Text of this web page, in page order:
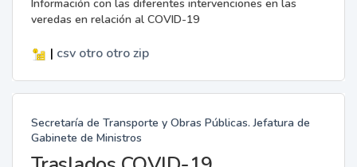
Información con las diferentes intervenciones en las
veredas en relación al COVID-19
| csv otro otro zip
Secretaría de Transporte y Obras Públicas. Jefatura de
Gabinete de Ministros